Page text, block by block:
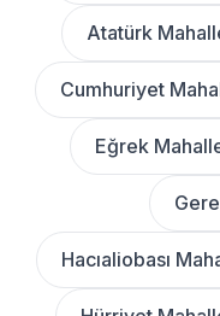
Atatürk
Cumhuriyet
Eğrek
Hacıaliobası